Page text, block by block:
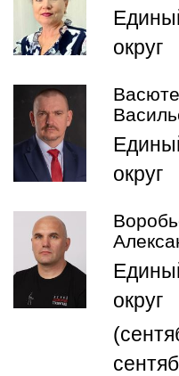
округ
округ
округ